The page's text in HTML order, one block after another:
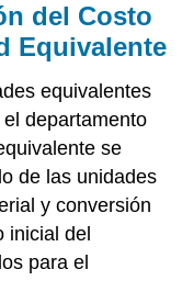
del Costo
Equivalente
equivalentes
departamento
se
de las unidades
y conversión
inicial del
para el